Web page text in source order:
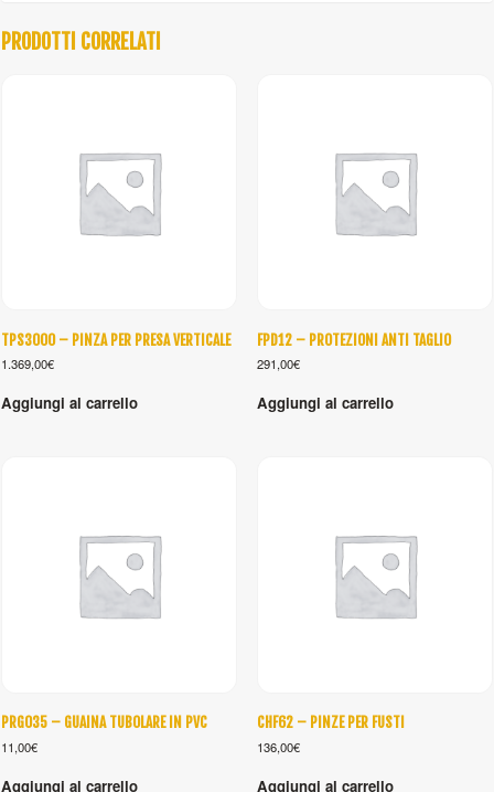
PRODOTTI CORRELATI
TPS3000 – PINZA PER PRESA VERTICALE
1.369,00€
Aggiungi al carrello
FPD12 – PROTEZIONI ANTI TAGLIO
291,00€
Aggiungi al carrello
PRG035 – GUAINA TUBOLARE IN PVC
11,00€
Aggiungi al carrello
CHF62 – PINZE PER FUSTI
136,00€
Aggiungi al carrello